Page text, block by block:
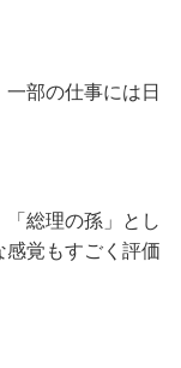
部の仕事には日
総理の孫」とし
感覚もすごく評価